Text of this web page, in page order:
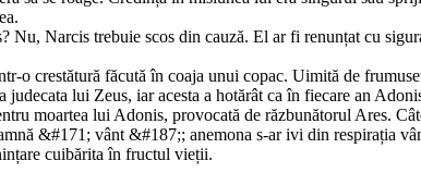
Narcis trebuie scos din cauză. El ar fi renunțat cu
o crestătură făcută în coaja unui copac. Uimită de
lui Zeus, iar acesta a hotărât ca în fiecare an
moartea lui Adonis, provocată de răzbunătorul Ares.
&#171; vânt &#187;; anemona s-ar ivi din respirația
cuibărita în fructul vieții.